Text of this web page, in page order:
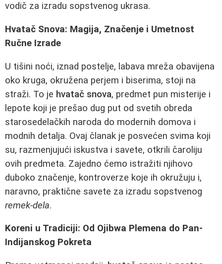
vodič za izradu sopstvenog ukrasa.
Hvatač Snova: Magija, Značenje i Umetnost
Ručne Izrade
U tišini noći, iznad postelje, labava mreža obavijena
oko kruga, okružena perjem i biserima, stoji na
straži. To je hvatač snova, predmet pun misterije i
lepote koji je prešao dug put od svetih obreda
starosedelačkih naroda do modernih domova i
modnih detalja. Ovaj članak je posvećen svima koji
su, razmenjujući iskustva i savete, otkrili čaroliju
ovih predmeta. Zajedno ćemo istražiti njihovo
duboko značenje, kontroverze koje ih okružuju i,
naravno, praktične savete za izradu sopstvenog
remek-dela.
Koreni u Tradiciji: Od Ojibwa Plemena do Pan-
Indijanskog Pokreta